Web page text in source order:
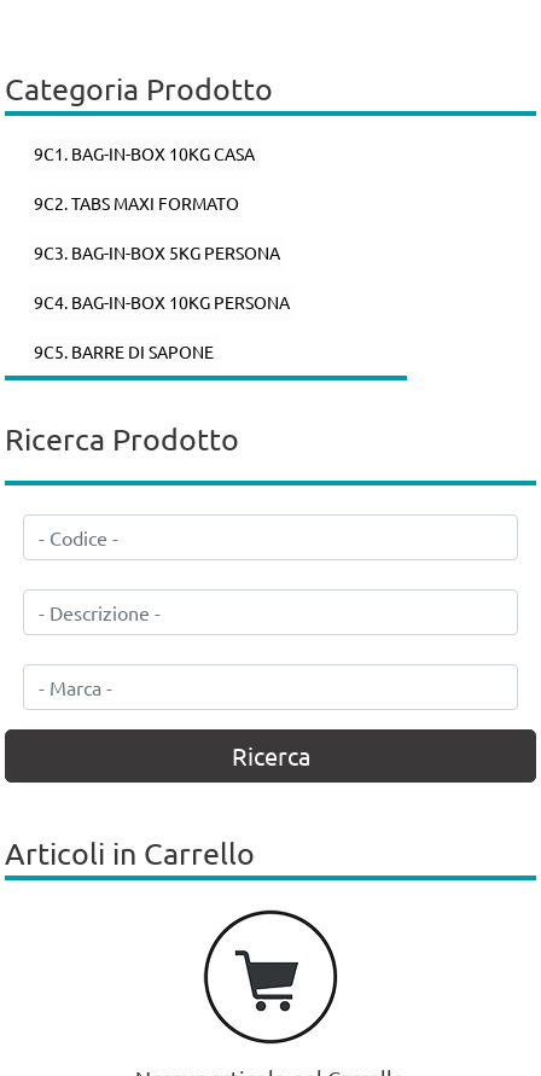
Categoria Prodotto
9C1. BAG-IN-BOX 10KG CASA
9C2. TABS MAXI FORMATO
9C3. BAG-IN-BOX 5KG PERSONA
9C4. BAG-IN-BOX 10KG PERSONA
9C5. BARRE DI SAPONE
Ricerca Prodotto
Articoli in Carrello